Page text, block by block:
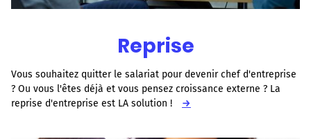
Reprise
Vous souhaitez quitter le salariat pour devenir chef d'entreprise
? Ou vous l'êtes déjà et vous pensez croissance externe ? La
reprise d'entreprise est LA solution !
→